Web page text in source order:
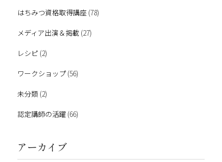
はちみつ資格取得講座 (78)
メディア出演＆掲載 (27)
レシピ (2)
ワークショップ (56)
未分類 (2)
認定講師の活躍 (66)
アーカイブ